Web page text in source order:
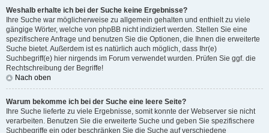
Weshalb erhalte ich bei der Suche keine Ergebnisse?
Ihre Suche war möglicherweise zu allgemein gehalten und enthielt zu viele
gängige Wörter, welche von phpBB nicht indiziert werden. Stellen Sie eine
spezifischere Anfrage und benutzen Sie die Optionen, die Ihnen die erweiterte
Suche bietet. Außerdem ist es natürlich auch möglich, dass Ihr(e)
Suchbegriff(e) hier nirgends im Forum verwendet wurden. Prüfen Sie ggf. die
Rechtschreibung der Begriffe!
Nach oben
Warum bekomme ich bei der Suche eine leere Seite?
Ihre Suche lieferte zu viele Ergebnisse, somit konnte der Webserver sie nicht
verarbeiten. Benutzen Sie die erweiterte Suche und geben Sie spezifischere
Suchbegriffe ein oder beschränken Sie die Suche auf verschiedene